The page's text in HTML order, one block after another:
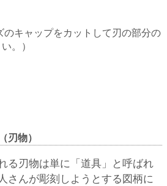
のキャップをカットして刃の部分の
。）
刃物）
刃物は単に「道具」と呼ばれ
さんが彫刻しようとする図柄に